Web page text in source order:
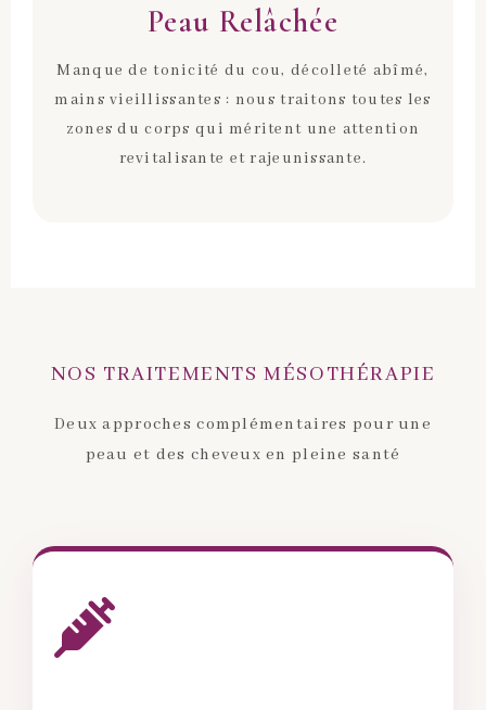
Peau Relâchée
Manque de tonicité du cou, décolleté abîmé,
mains vieillissantes : nous traitons toutes les
zones du corps qui méritent une attention
revitalisante et rajeunissante.
NOS TRAITEMENTS MÉSOTHÉRAPIE
Deux approches complémentaires pour une
peau et des cheveux en pleine santé